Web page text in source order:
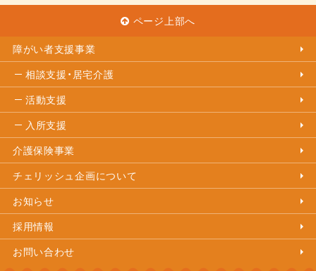
ページ上部へ
障がい者支援事業
相談支援・居宅介護
活動支援
入所支援
介護保険事業
チェリッシュ企画について
お知らせ
採用情報
お問い合わせ